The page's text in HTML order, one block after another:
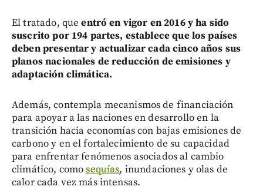
El tratado, queentró en vigor en 2016 y ha sido
suscrito por 194 partes, establece que los países
deben presentar y actualizar cada cinco años sus
planos nacionales de reducción de emisiones y
adaptación climática.
Además, contempla mecanismos de financiación
para apoyar a las naciones en desarrollo en la
transición hacia economías con bajas emisiones de
carbono y en el fortalecimiento de su capacidad
para enfrentar fenómenos asociados al cambio
climático, comosequías, inundaciones y olas de
calor cada vez más intensas.